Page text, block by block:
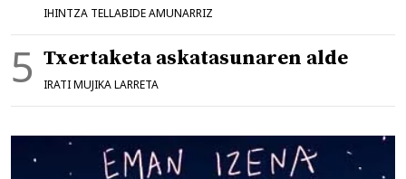
IHINTZA TELLABIDE AMUNARRIZ
Txertaketa askatasunaren alde
IRATI MUJIKA LARRETA